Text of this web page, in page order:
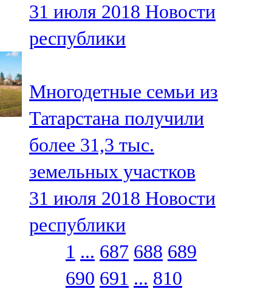
31 июля 2018 Новости
республики
Многодетные семьи из
Татарстана получили
более 31,3 тыс.
земельных участков
31 июля 2018 Новости
республики
1 ... 687 688 689
690 691 ... 810